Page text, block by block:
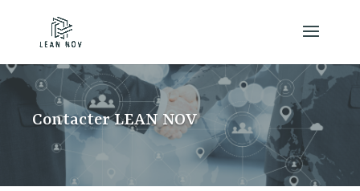
Contacter LEAN NOV